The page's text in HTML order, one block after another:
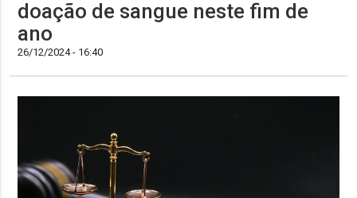
doação de sangue neste fim de
ano
26/12/2024 - 16:40